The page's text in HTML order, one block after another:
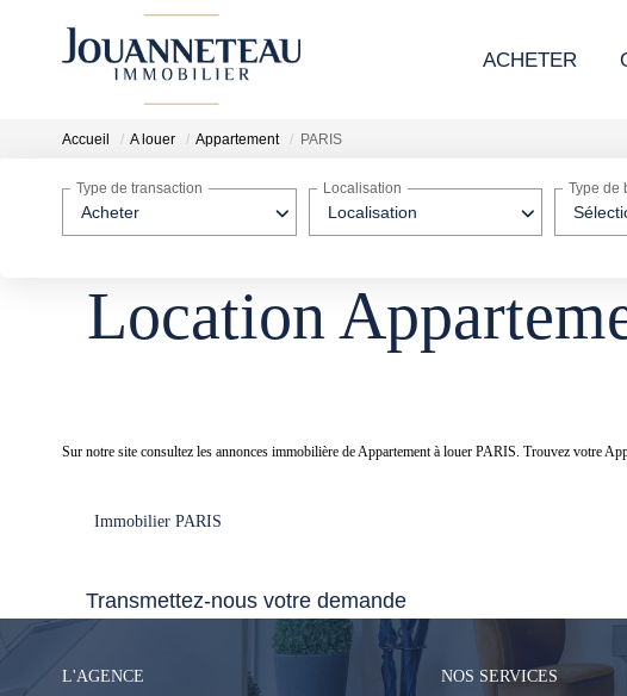
ACHETER
Accueil A louer Appartement PARIS
Acheter
Type de transaction
Localisation
Localisation Type de
Location
Sur notre site consultez les annonces immobilière de Appartement à louer PARIS. Trouvez votre
Immobilier PARIS
Transmettez-nous votre demande
L'AGENCE NOS SERVICES